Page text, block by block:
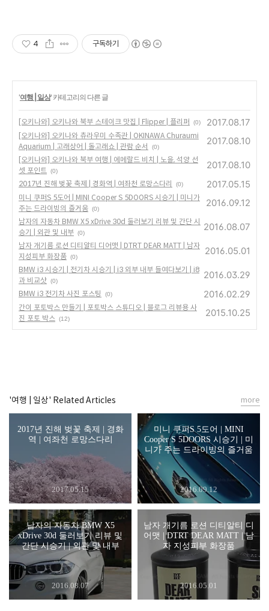
4 구독하기
'여행 | 일상' 카테고리의 다른 글
[오키나와] 오키나와 북부 스테이크 맛집 | Flipper | 플리퍼 (0) 2017.08.17
[오키나와] 오키나와 츄라우미 수족관 | OKINAWA Churaumi
Aquarium | 고래상어 | 돌고래쇼 | 관람 순서
(0)
2017.08.10
[오키나와] 오키나와 북부 여행 | 에메랄드 비치 | 노을, 석양 선
셋 포인트 (0)
2017.08.10
2017년 진해 벚꽃 축제 | 경화역 | 여좌천 로망스다리 (0) 2017.05.15
미니 쿠퍼S 5도어 | MINI Cooper S 5DOORS 시승기 | 미니가
주는 드라이빙의 즐거움 (0)
2016.09.12
남자의 자동차 BMW X5 xDrive 30d 둘러보기 리뷰 및 간단 시
승기 | 외관 및 내부 (0)
2016.08.07
남자 개기름 로션 디티알티 디어맷 | DTRT DEAR MATT | 남자
지성피부 화장품 (0)
2016.05.01
BMW i3 시승기 | 전기차 시승기 | i3 외부 내부 들여다보기 | i8
과 비교샷 (0)
2016.03.29
BMW i3 전기차 사진 포스팅 (0) 2016.02.29
간이 포토박스 만들기 | 포토박스 스튜디오 | 블로그 리뷰용 사
진 포토 박스 (12)
2015.10.25
'여행 | 일상' Related Articles
2017년 진해 벚꽃 축제 | 경화
역 | 여좌천 로망스다리
2017.05.15
미니 쿠퍼S 5도어 | MINI
Cooper S 5DOORS 시승기 | 미
니가 주는 드라이빙의 즐거움
2016.09.12
남자의 자동차 BMW X5
xDrive 30d 둘러보기 리뷰 및
간단 시승기 | 외관 및 내부
2016.08.07
남자 개기름 로션 디티알티 디
어맷 | DTRT DEAR MATT | 남
자 지성피부 화장품
2016.05.01
more